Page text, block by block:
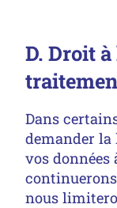
D. Droit
Dans
demander
vos données
nous